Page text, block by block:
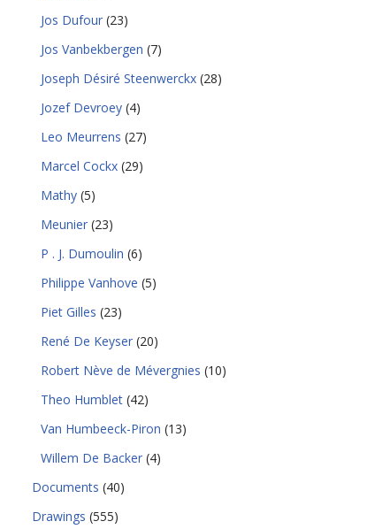
Jos Dufour (23)
Jos Vanbekbergen (7)
Joseph Désiré Steenwerckx (28)
Jozef Devroey (4)
Leo Meurrens (27)
Marcel Cockx (29)
Mathy (5)
Meunier (23)
P . J. Dumoulin (6)
Philippe Vanhove (5)
Piet Gilles (23)
René De Keyser (20)
Robert Nève de Mévergnies (10)
Theo Humblet (42)
Van Humbeeck-Piron (13)
Willem De Backer (4)
Documents (40)
Drawings (555)